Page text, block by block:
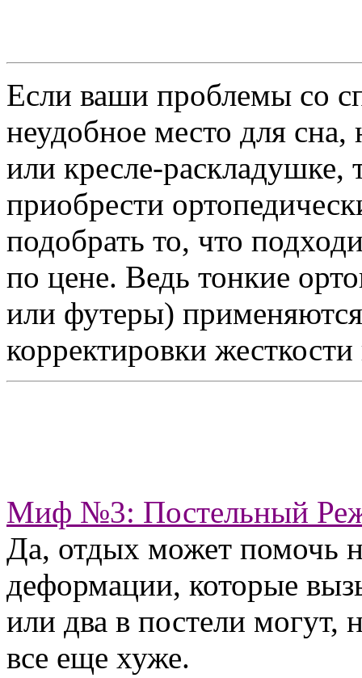
Если ваши проблемы со
неудобное место для
или кресле-
приобрести
подобрать то, что
по цене. Ведь тонкие
или футеры)
корректировки
Миф №3: Постельный
Да, отдых может помочь
деформации, которые
или два в постели могут,
все еще хуже.